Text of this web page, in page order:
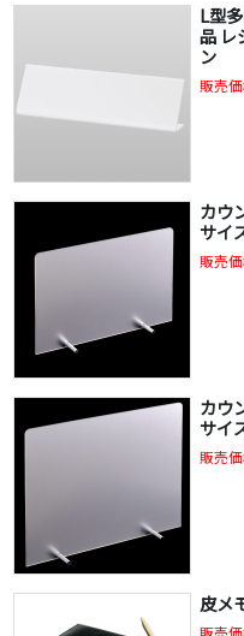
L型
品 レ
ン
販売価
カウ
サイ
販売価
カウ
サイ
販売価
皮メ